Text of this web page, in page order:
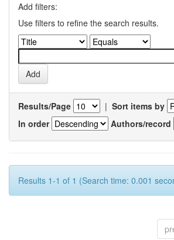
Add filters:
Use filters to refine the search results.
Results/Page | Sort items by
In order
Authors/record
Results 1-1 of 1 (Search time: 0.001